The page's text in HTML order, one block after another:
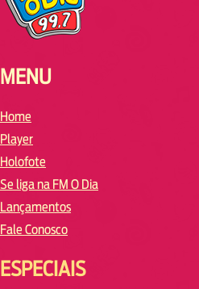
MENU
Home
Player
Holofote
Se liga na FM O Dia
Lançamentos
Fale Conosco
ESPECIAIS